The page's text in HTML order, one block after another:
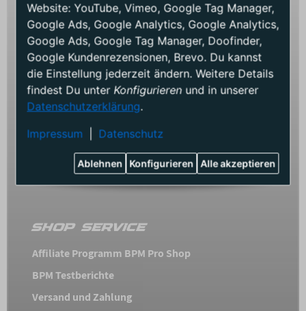
TELEFON SUPPORT
+49 (241) 5590384
Öffnungszeiten Shop:
Mo - Fr: 10:00 - 17:30
info@bpmproshop.de
SHOP SERVICE
Affiliate Programm BPM Pro Shop
BPM Testberichte
Versand und Zahlung
Website: YouTube, Vimeo, Google Tag Manager,
Google Ads, Google Analytics, Google Analytics,
Google Ads, Google Tag Manager, Doofinder,
Google Kundenrezensionen, Brevo. Du kannst
die Einstellung jederzeit ändern. Weitere Details
findest Du unter Konfigurierenund in unserer
Datenschutzerklärung.
Impressum
Datenschutz
Alle akzeptieren
Konfigurieren
Ablehnen